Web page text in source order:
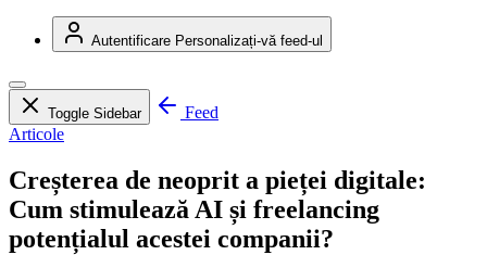
Autentificare Personalizați-vă feed-ul
Toggle Sidebar
Feed
Articole
Creșterea de neoprit a pieței digitale:
Cum stimulează AI și freelancing
potențialul acestei companii?